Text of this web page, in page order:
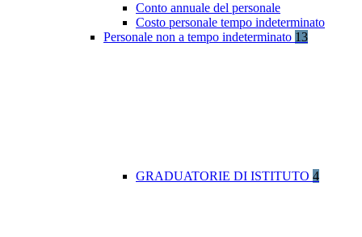
Conto annuale del personale
Costo personale tempo indeterminato
Personale non a tempo indeterminato 13
GRADUATORIE DI ISTITUTO 4